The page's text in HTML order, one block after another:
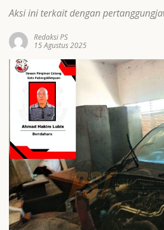
Aksi ini terkait dengan
Redaksi PS
15 Agustus 2025